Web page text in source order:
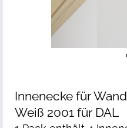
Innenecke für
Weiß 2001 für DAL